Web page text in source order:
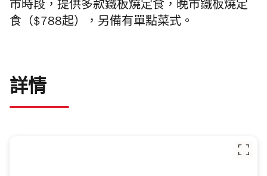
市時段，提供多款鐵板燒定食 ， 晚市鐵板燒定
食（$788起）， 另備有單點菜式。
詳情